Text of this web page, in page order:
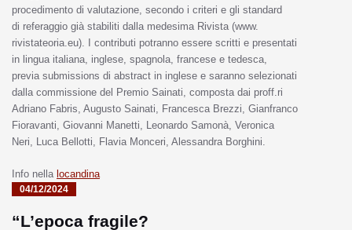
procedimento di valutazione, secondo i criteri e gli standard
di referaggio già stabiliti dalla medesima Rivista (www.
rivistateoria.eu). I contributi potranno essere scritti e presentati
in lingua italiana, inglese, spagnola, francese e tedesca,
previa submissions di abstract in inglese e saranno selezionati
dalla commissione del Premio Sainati, composta dai proff.ri
Adriano Fabris, Augusto Sainati, Francesca Brezzi, Gianfranco
Fioravanti, Giovanni Manetti, Leonardo Samonà, Veronica
Neri, Luca Bellotti, Flavia Monceri, Alessandra Borghini.
Info nella locandina
04/12/2024
“L’epoca fragile?